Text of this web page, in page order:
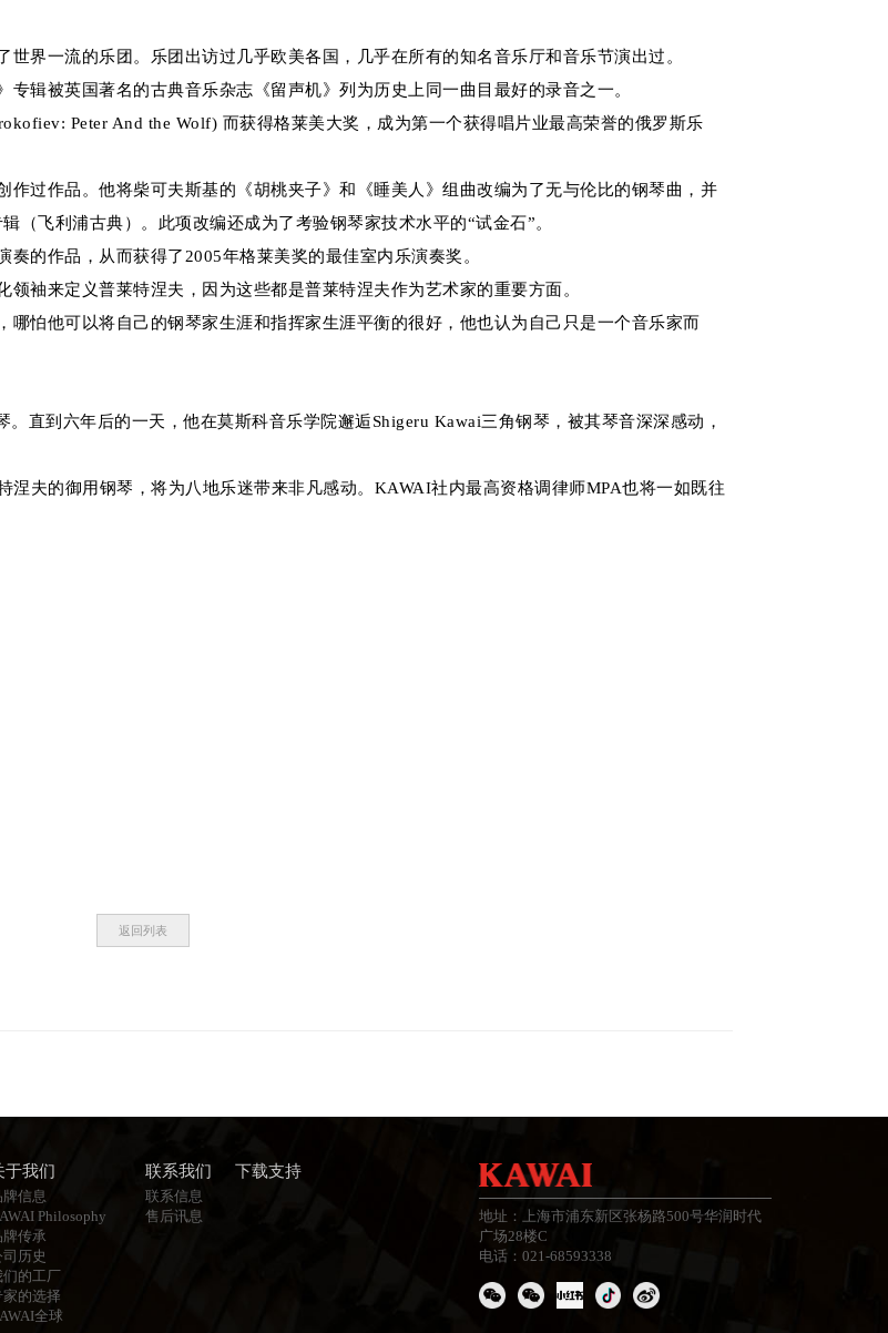
一流的乐团。乐团出访过几乎欧美各国，几乎在所有的知名音乐厅和音乐节演出过。
辑被英国著名的古典音乐杂志《留声机》列为历史上同一曲目最好的录音之一。
Peter And the Wolf) 而获得格莱美大奖，成为第一个获得唱片业最高荣誉的俄罗斯乐
过作品。他将柴可夫斯基的《胡桃夹子》和《睡美人》组曲改编为了无与伦比的钢琴曲，并
（飞利浦古典）。此项改编还成为了考验钢琴家技术水平的“试金石”。
的作品，从而获得了2005年格莱美奖的最佳室内乐演奏奖。
袖来定义普莱特涅夫，因为这些都是普莱特涅夫作为艺术家的重要方面。
怕他可以将自己的钢琴家生涯和指挥家生涯平衡的很好，他也认为自己只是一个音乐家而
直到六年后的一天，他在莫斯科音乐学院邂逅Shigeru Kawai三角钢琴，被其琴音深深感动，
夫的御用钢琴，将为八地乐迷带来非凡感动。KAWAI社内最高资格调律师MPA也将一如既往
返回列表
于我们
牌信息
Philosophy
牌传承
司历史
的工厂
家的选择
全球
联系我们
联系信息
售后讯息
下载支持
地址：上海市浦东新区张杨路500号华润时代
广场28楼C
电话：021-68593338